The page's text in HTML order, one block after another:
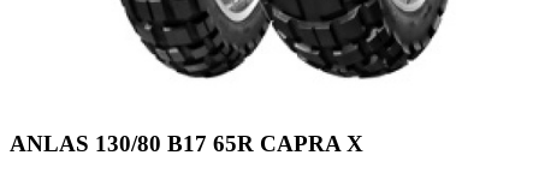
ANLAS 130/80 B17 65R CAPRA X